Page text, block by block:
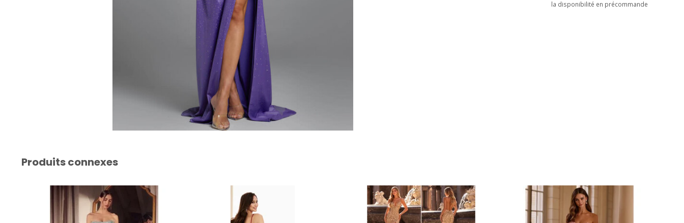
la disponibilité en précommande
Produits connexes